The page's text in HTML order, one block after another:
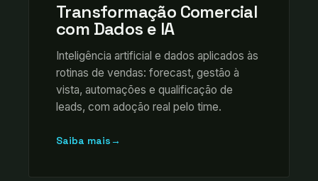
Transformação Comercial
com Dados e IA
Inteligência artificial e dados aplicados às
rotinas de vendas: forecast, gestão à
vista, automações e qualificação de
leads, com adoção real pelo time.
Saiba mais→